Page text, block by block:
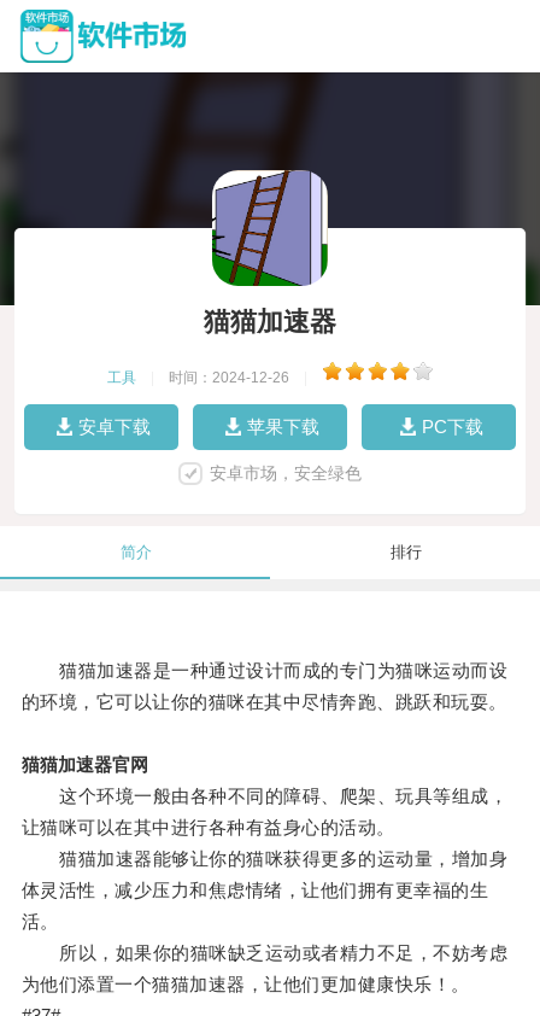
猫猫加速器
工具 时间：2024-12-26
安卓下载 苹果下载 PC下载
安卓市场，安全绿色
简介 排行
猫猫加速器是一种通过设计而成的专门为猫咪运动而设
的环境，它可以让你的猫咪在其中尽情奔跑、跳跃和玩耍。
猫猫加速器官网
这个环境一般由各种不同的障碍、爬架、玩具等组成，
让猫咪可以在其中进行各种有益身心的活动。
猫猫加速器能够让你的猫咪获得更多的运动量，增加身
体灵活性，减少压力和焦虑情绪，让他们拥有更幸福的生
活。
所以，如果你的猫咪缺乏运动或者精力不足，不妨考虑
为他们添置一个猫猫加速器，让他们更加健康快乐！。